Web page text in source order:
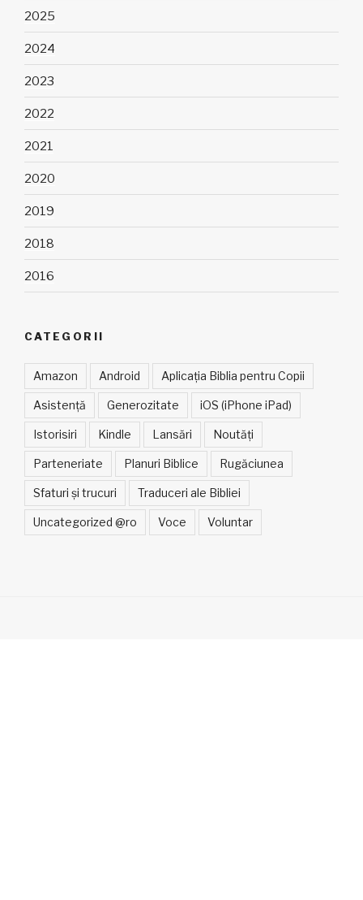
2025
2024
2023
2022
2021
2020
2019
2018
2016
CATEGORII
Amazon Android Aplicația Biblia pentru Copii
Asistență Generozitate iOS (iPhone iPad)
Istorisiri Kindle Lansări Noutăți
Parteneriate Planuri Biblice Rugăciunea
Sfaturi și trucuri Traduceri ale Bibliei
Uncategorized @ro Voce Voluntar